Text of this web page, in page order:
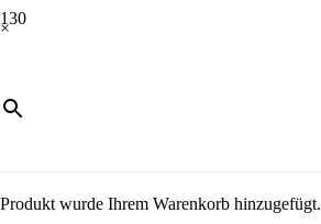
×
Produkt wurde Ihrem Warenkorb hinzugefügt.